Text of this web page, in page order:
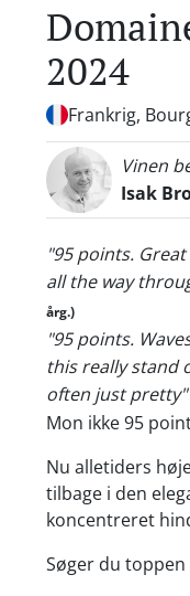
2024
Frankrig,
Vinen
Isak
"95 points.
all the way
årg.)
"95 points.
this really stand
often just pretty"
Mon ikke 95
Nu alletiders
tilbage i den
koncentreret
Søger du